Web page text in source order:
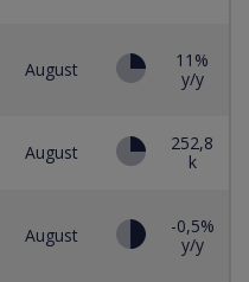
August
11%
y/y
August
252,8
k
August
-0,5%
y/y